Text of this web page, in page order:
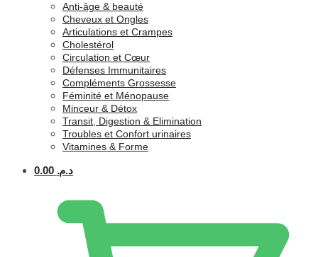
Anti-âge & beauté
Cheveux et Ongles
Articulations et Crampes
Cholestérol
Circulation et Cœur
Défenses Immunitaires
Compléments Grossesse
Féminité et Ménopause
Minceur & Détox
Transit, Digestion & Elimination
Troubles et Confort urinaires
Vitamines & Forme
د.م. 0.00